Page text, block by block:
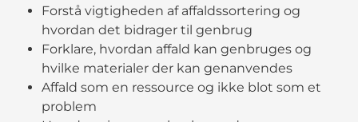
Forstå vigtigheden af affaldssortering og
hvordan det bidrager til genbrug
Forklare, hvordan affald kan genbruges og
hvilke materialer der kan genanvendes
Affald som en ressource og ikke blot som et
problem